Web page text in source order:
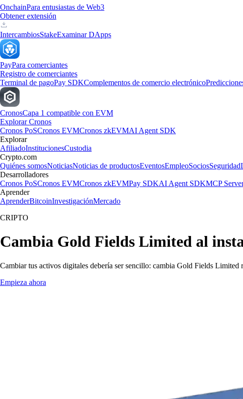
OnchainPara entusiastas de Web3
Obtener extensión
IntercambiosStakeExaminar DApps
PayPara comerciantes
Registro de comerciantes
Terminal de pagoPay SDKComplementos de comercio electrónico
CronosCapa 1 compatible con EVM
Explorar Cronos
Cronos PoSCronos EVMCronos zkEVMAI Agent SDK
Explorar
AfiliadoInstitucionesCustodia
Crypto.com
Quiénes somosNoticiasNoticias de productosEventosEmpleoSociosSeguridad
Desarrolladores
Cronos PoSCronos EVMCronos zkEVMPay SDKAI Agent SDKMCP
Aprender
AprenderBitcoinInvestigaciónMercado
CRIPTO
Cambia Gold Fields Limited al
Cambiar tus activos digitales debería ser sencillo: cambia Gold Fields
Empieza ahora